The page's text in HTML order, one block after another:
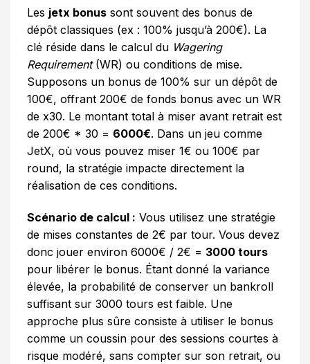
Les jetx bonus sont souvent des bonus de
dépôt classiques (ex : 100% jusqu’à 200€). La
clé réside dans le calcul du Wagering
Requirement(WR) ou conditions de mise.
Supposons un bonus de 100% sur un dépôt de
100€, offrant 200€ de fonds bonus avec un WR
de x30. Le montant total à miser avant retrait est
de 200€ * 30 = 6000€. Dans un jeu comme
JetX, où vous pouvez miser 1€ ou 100€ par
round, la stratégie impacte directement la
réalisation de ces conditions.
Scénario de calcul : Vous utilisez une stratégie
de mises constantes de 2€ par tour. Vous devez
donc jouer environ 6000€ / 2€ = 3000 tours
pour libérer le bonus. Étant donné la variance
élevée, la probabilité de conserver un bankroll
suffisant sur 3000 tours est faible. Une
approche plus sûre consiste à utiliser le bonus
comme un coussin pour des sessions courtes à
risque modéré, sans compter sur son retrait, ou